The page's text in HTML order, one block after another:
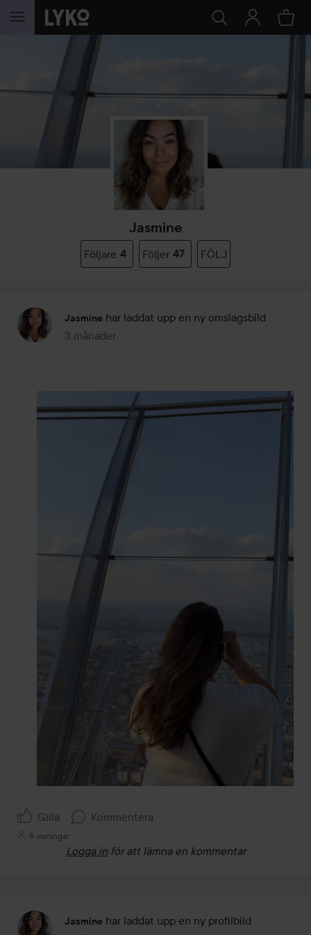
HOPPA TILL INNEHÅLLET
Jasmine
Följare 4 Följer 47 FÖLJ
Jasmine har laddat upp en ny omslagsbild
3 månader
Inlägget skapades 3 månader
Gilla Kommentera
8 visningar
Logga in för att lämna en kommentar
Jasmine har laddat upp en ny profilbild